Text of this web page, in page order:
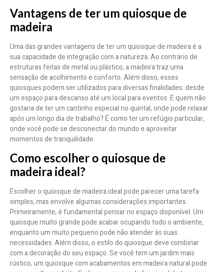
Vantagens de ter um quiosque de
madeira
Uma das grandes vantagens de ter um quiosque de madeira é a
sua capacidade de integração com a natureza. Ao contrário de
estruturas feitas de metal ou plástico, a madeira traz uma
sensação de acolhimento e conforto. Além disso, esses
quiosques podem ser utilizados para diversas finalidades: desde
um espaço para descanso até um local para eventos. E quem não
gostaria de ter um cantinho especial no quintal, onde pode relaxar
após um longo dia de trabalho? É como ter um refúgio particular,
onde você pode se desconectar do mundo e aproveitar
momentos de tranquilidade.
Como escolher o quiosque de
madeira ideal?
Escolher o quiosque de madeira ideal pode parecer uma tarefa
simples, mas envolve algumas considerações importantes.
Primeiramente, é fundamental pensar no espaço disponível. Um
quiosque muito grande pode acabar ocupando todo o ambiente,
enquanto um muito pequeno pode não atender às suas
necessidades. Além disso, o estilo do quiosque deve combinar
com a decoração do seu espaço. Se você tem um jardim mais
rústico, um quiosque com acabamentos em madeira natural pode